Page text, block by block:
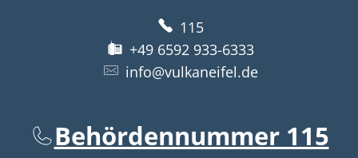
115
+49 6592 933-6333
info@vulkaneifel.de
Behördennummer 115